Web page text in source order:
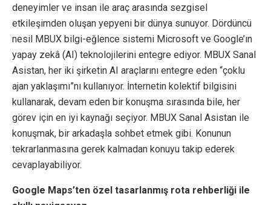
deneyimler ve insan ile araç arasında sezgisel
etkileşimden oluşan yepyeni bir dünya sunuyor. Dördüncü
nesil MBUX bilgi-eğlence sistemi Microsoft ve Google’ın
yapay zekâ (AI) teknolojilerini entegre ediyor. MBUX Sanal
Asistan, her iki şirketin AI araçlarını entegre eden “çoklu
ajan yaklaşımı”nı kullanıyor. İnternetin kolektif bilgisini
kullanarak, devam eden bir konuşma sırasında bile, her
görev için en iyi kaynağı seçiyor. MBUX Sanal Asistan ile
konuşmak, bir arkadaşla sohbet etmek gibi. Konunun
tekrarlanmasına gerek kalmadan konuyu takip ederek
cevaplayabiliyor.
Google Maps’ten özel tasarlanmış rota rehberliği ile